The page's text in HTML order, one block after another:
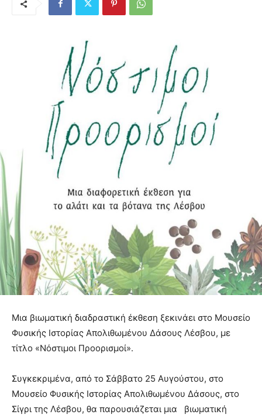
Μια βιωματική διαδραστική έκθεση ξεκινάει στο Μουσείο
Φυσικής Ιστορίας Απολιθωμένου Δάσους Λέσβου, με
τίτλο «Νόστιμοι Προορισμοί».
Συγκεκριμένα, από το Σάββατο 25 Αυγούστου, στο
Μουσείο Φυσικής Ιστορίας Απολιθωμένου Δάσους, στο
Σίγρι της Λέσβου, θα παρουσιάζεται μια βιωματική